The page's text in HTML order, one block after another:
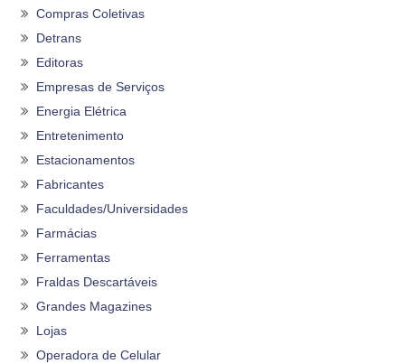
Compras Coletivas
Detrans
Editoras
Empresas de Serviços
Energia Elétrica
Entretenimento
Estacionamentos
Fabricantes
Faculdades/Universidades
Farmácias
Ferramentas
Fraldas Descartáveis
Grandes Magazines
Lojas
Operadora de Celular